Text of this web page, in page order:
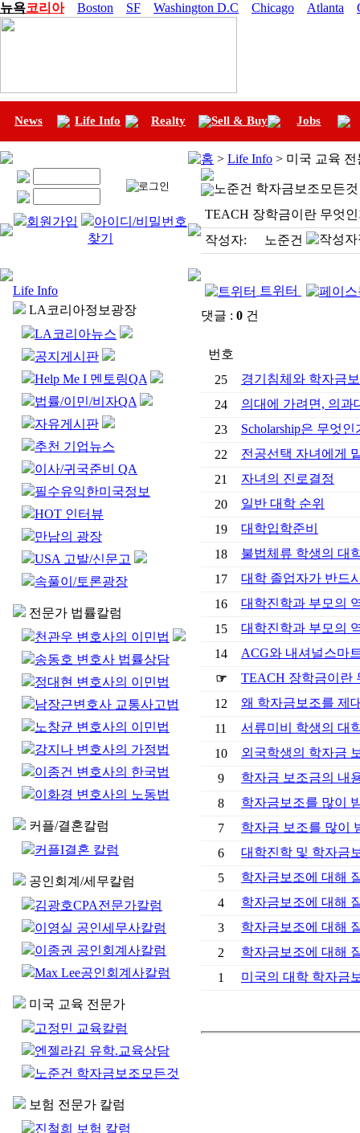
뉴욕코리아 Boston SF Washington D.C Chicago Atlanta
News Life Info Realty Sell & Buy Jobs
회원가입
아이디/비밀번호
찾기
Life Info
LA코리아정보광장
LA코리아뉴스
공지게시판
Help Me I 멘토링QA
법률/이민/비자QA
자유게시판
추천 기업뉴스
이사/귀국준비 QA
필수유익한미국정보
HOT 인터뷰
만남의 광장
USA 고발/신문고
속풀이/토론광장
전문가 법률칼럼
천관우 변호사의 이민법
송동호 변호사 법률상담
정대현 변호사의 이민법
남장근변호사 교통사고법
노창균 변호사의 이민법
강지나 변호사의 가정법
이종건 변호사의 한국법
이화경 변호사의 노동법
커플/결혼칼럼
커플I결혼 칼럼
공인회계/세무칼럼
김광호CPA전문가칼럼
이영실 공인세무사칼럼
이종권 공인회계사칼럼
Max Lee공인회계사칼럼
미국 교육 전문가
고정민 교육칼럼
엔젤라김 유학.교육상담
노준건 학자금보조모든것
보험 전문가 칼럼
진철희 보험 칼럼
홈 > Life Info > 미국 교육
노준건 학자금보조모든것
TEACH 장학금이란 무엇인
작성자:
노준건
트위터
댓글 : 0 건
번호
25
경기침체와 학자금
24
의대에 가려면, 의과
23
Scholarship은 무엇인
22
전공선택 자녀에게
21
자녀의 진로결정
20
일반 대학 순위
19
대학입학준비
18
불법체류 학생의 대
17
대학 졸업자가 반드
16
대학진학과 부모의
15
대학진학과 부모의
14
ACG와 내셔널스마
☞
TEACH 장학금이란
12
왜 학자금보조를 제
11
서류미비 학생의 대
10
외국학생의 학자금
9
학자금 보조금의 내
8
학자금보조를 많이
7
학자금 보조를 많이
6
대학진학 및 학자금
5
학자금보조에 대해
4
학자금보조에 대해
3
학자금보조에 대해
2
학자금보조에 대해
1
미국의 대학 학자금